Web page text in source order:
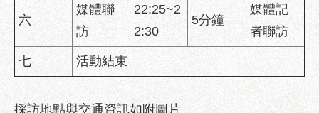
聯
絡
電
話
六
媒體聯
訪
22:25~2
2:30
5分鐘
媒體記
者聯訪
七 活動結束
採訪地點與交通資訊如附圖片